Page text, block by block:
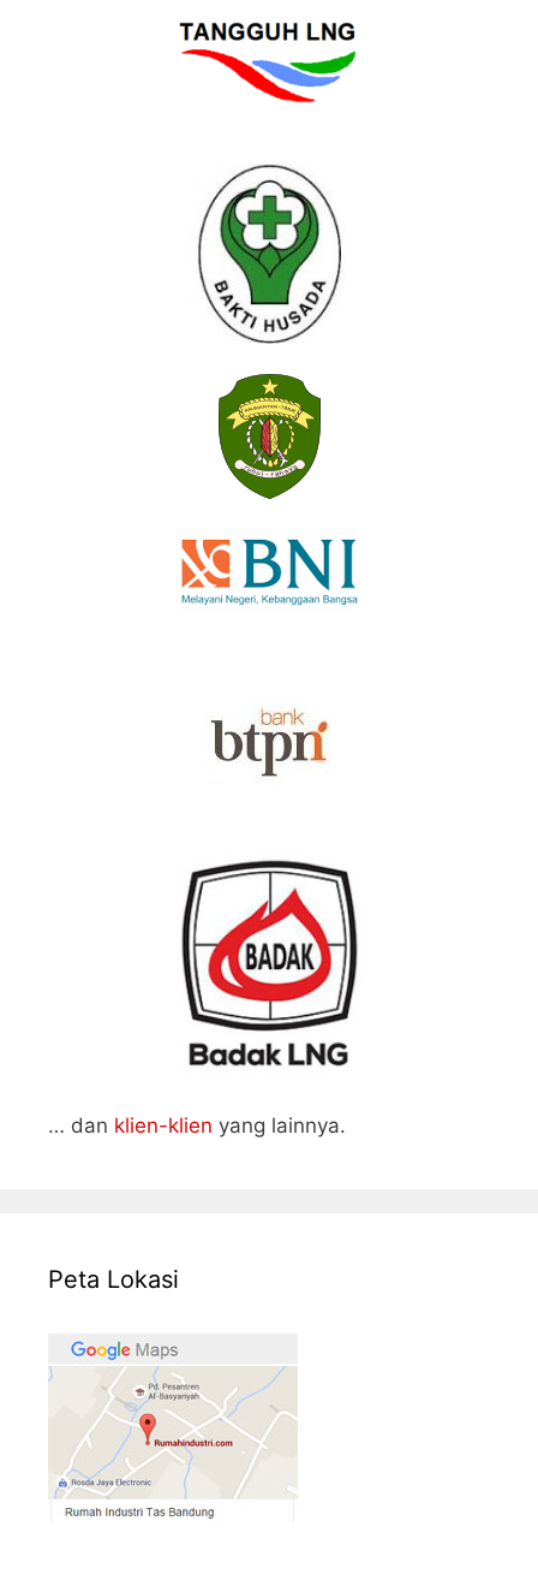
… dan klien-klien yang lainnya.
Peta Lokasi